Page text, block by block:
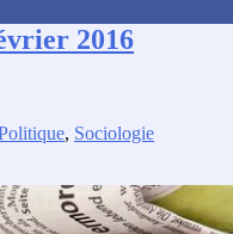
2016
, Sociologie